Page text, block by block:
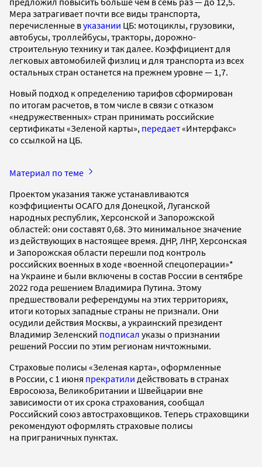
Мера затрагивает почти все виды транспорта,
перечисленные вуказании ЦБ: мотоциклы, грузовики,
автобусы, троллейбусы, тракторы, дорожно-
строительную технику и так далее. Коэффициент для
легковых автомобилей физлиц и для транспорта из всех
остальных стран останется на прежнем уровне — 1,7.
Новый подход к определению тарифов сформирован
по итогам расчетов, в том числе в связи с отказом
«недружественных» стран принимать российские
сертификаты «Зеленой карты», передает«Интерфакс»
со ссылкой на ЦБ.
Материал по теме
Проектом указания также устанавливаются
коэффициенты ОСАГО для Донецкой, Луганской
народных республик, Херсонской и Запорожской
областей: они составят 0,68. Это минимальное значение
из действующих в настоящее время. ДНР, ЛНР, Херсонская
и Запорожская области перешли под контроль
российских военных в ходе «военной спецоперации»*
на Украине и были включены в состав России в сентябре
2022 года решением Владимира Путина. Этому
предшествовали референдумы на этих территориях,
итоги которых западные страны не признали. Они
осудили действия Москвы, а украинский президент
Владимир Зеленский подписал указы о признании
решений России по этим регионам ничтожными.
Страховые полисы «Зеленая карта», оформленные
в России, с 1 июня прекратили действовать в странах
Евросоюза, Великобритании и Швейцарии вне
зависимости от их срока страхования, сообщал
Российский союз автостраховщиков. Теперь страховщики
рекомендуют оформлять страховые полисы
на приграничных пунктах.